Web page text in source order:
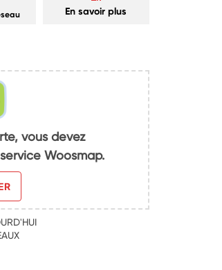
En savoir plus
vous devez
Woosmap.